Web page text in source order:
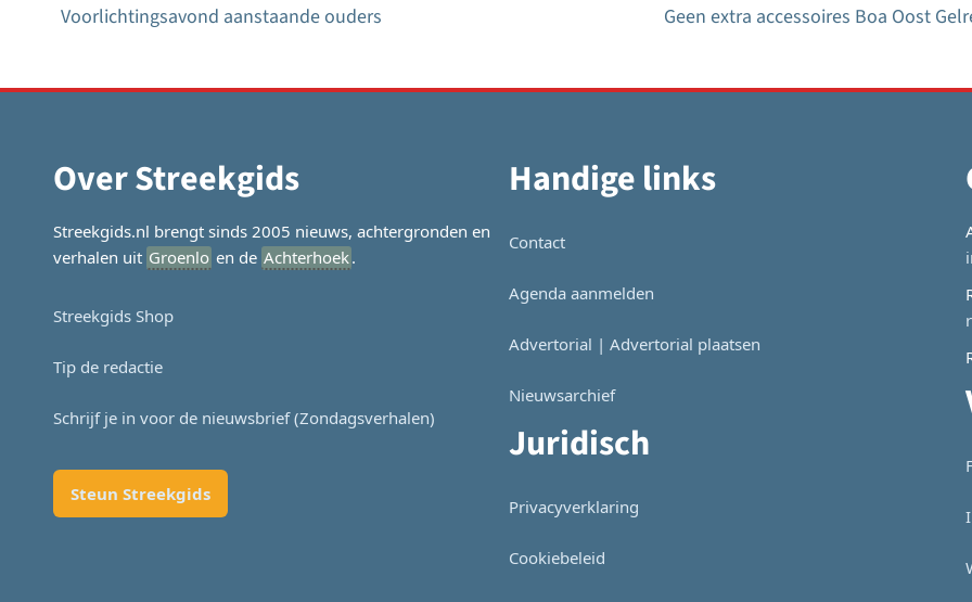
Bericht
navigatie
Voorlichtingsavond aanstaande ouders
Geen extra accessoires Boa Oost
Over Streekgids
Streekgids.nl brengt sinds 2005 nieuws, achtergronden en
verhalen uit Groenlo en de Achterhoek.
Streekgids Shop
Tip de redactie
Schrijf je in voor de nieuwsbrief (Zondagsverhalen)
Steun Streekgids
Handige links
Contact
Agenda aanmelden
Advertorial | Advertorial plaatsen
Nieuwsarchief
Juridisch
Privacyverklaring
Cookiebeleid